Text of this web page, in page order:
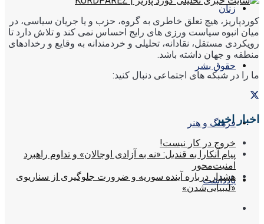
زنان
حقوق بشر
فرهنگ و هنر
یادداشت
کوردپاریز، هیچ تعلق خاطری به گروه، حزب و یا جریان سیاسی، در
میان انبوه سیاست ورزی های رایج احساس نمی کند و تلاش دارد تا
رویکردی مستقل، نقادانه، تحلیلی و خردمندانه به وقایع و رخدادهای
منطقه و جهان داشته باشد.
ما را در شبکه های اجتماعی دنبال کنید:
اخبار اخیر
خروج در کار نیست!
پیام آنکارا به قندیل: «نه به آزادی اوجالان» و تداوم راهبرد
امنیت‌محور
هشدار درباره آینده سوریه و ضرورت جلوگیری از سناریوی
«لیبیایی‌شدن»